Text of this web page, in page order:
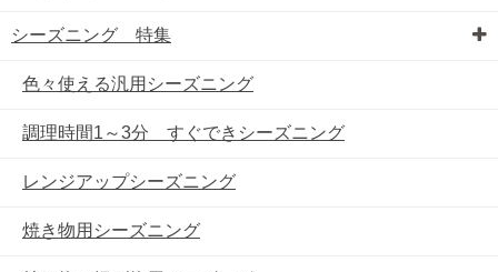
シーズニング 特集
色々使える汎用シーズニング
調理時間1～3分 すぐできシーズニング
レンジアップシーズニング
焼き物用シーズニング